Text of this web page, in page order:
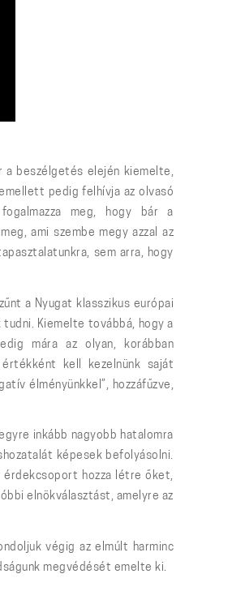
a beszélgetés elején kiemelte,
pedig felhívja az olvasó
meg, hogy bár a
ami szembe megy azzal az
sem arra, hogy
a Nyugat klasszikus európai
Kiemelte továbbá, hogy a
mára az olyan, korábban
kell kezelnünk saját
élményünkkel”, hozzáfűzve,
inkább nagyobb hatalomra
képesek befolyásolni.
érdekcsoport hozza létre őket,
elnökválasztást, amelyre az
végig az elmúlt harminc
megvédését emelte ki.